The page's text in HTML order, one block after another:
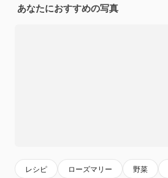
あなたにおすすめの写真
レシピ ローズマリー 野菜